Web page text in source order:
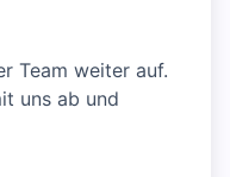
Team weiter auf.
uns ab und